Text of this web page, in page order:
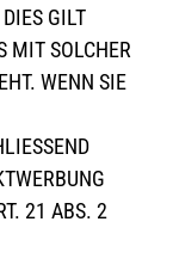
GILT
MIT SOLCHER
WENN SIE
21 ABS. 2